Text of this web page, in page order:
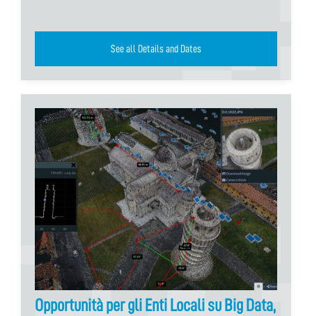
See all Details and Dates
Opportunità per gli Enti Locali su Big Data,